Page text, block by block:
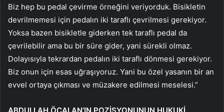
Biz hep bu pedal çevirme örneğini veriyorduk. Bisikletin
devrilmemesi için pedalın iki taraflı çevrilmesi gerekiyor.
Yoksa bazen bisikletle giderken tek taraflı pedal da
çevrilebilir ama bu bir süre gider, yani sürekli olmaz.
Dolayısıyla tekrardan pedalın iki taraflı dönmesi gerekiyor.
Biz onun için esas uğraşıyoruz. Yani bu özel yasanın bir an
evvel ortaya çıkması ve müzakere edilmesi meselesi.”